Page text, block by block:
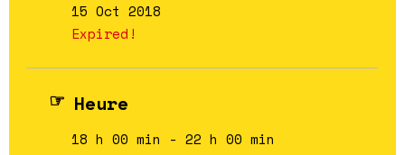
15 Oct 2018
Expired!
Heure
18 h 00 min - 22 h 00 min